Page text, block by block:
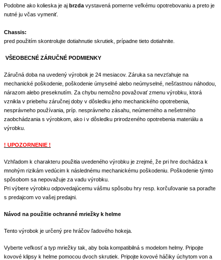
Podobne ako kolieska je aj brzda vystavená pomerne veľkému opotrebovaniu a preto je
nutné ju včas vymeniť.
Chassis:
pred použitím skontrolujte dotiahnutie skrutiek, prípadne tieto dotiahnite.
VŠEOBECNÉ ZÁRUČNÉ PODMIENKY
Záručná doba na uvedený výrobok je 24 mesiacov. Záruka sa nevzťahuje na
mechanické poškodenie, poškodenie úmyselné alebo neúmyselné, nešťastnou náhodou,
nárazom alebo preseknutím. Za chybu nemožno považovať zmenu výrobku, ktorá
vznikla v priebehu záručnej doby v dôsledku jeho mechanického opotrebenia,
nesprávneho používania, príp. nesprávneho zásahu, neúmerného a nešetrného
zaobchádzania s výrobkom, ako i v dôsledku prirodzeného opotrebenia materiálu a
výrobku.
! UPOZORNENIE !
Vzhľadom k charakteru použitia uvedeného výrobku je zrejmé, že pri hre dochádza k
mnohým rizikám vedúcim k následnému mechanickému poškodeniu. Poškodenie týmto
spôsobom sa nepovažuje za vadu výrobku.
Pri výbere výrobku odpovedajúcemu vášmu spôsobu hry resp. korčuľovanie sa poraďte
s predajcom vo vašej predajni.
Návod na použitie ochranné mriežky k helme
Tento výrobok je určený pre hráčov ľadového hokeja.
Vyberte veľkosť a typ mriežky tak, aby bola kompatibilná s modelom helmy. Pripojte
kovové klipsy k helme pomocou dvoch skrutiek. Pripojte kovové háčiky úchytom von a